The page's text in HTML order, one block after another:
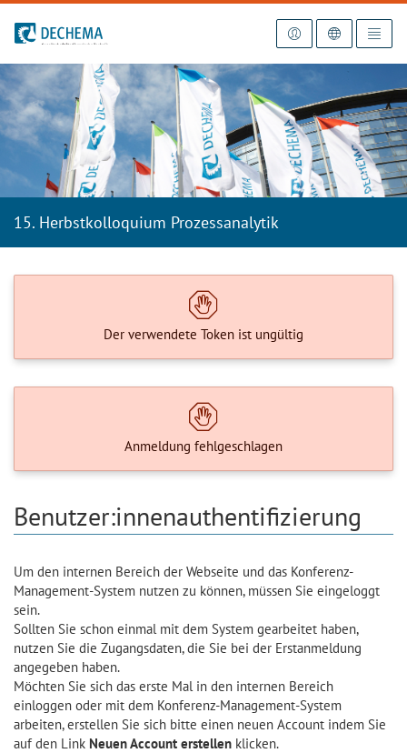
Zur Startseite
15. Herbstkolloquium Prozessanalytik
Der verwendete Token ist ungültig
Anmeldung fehlgeschlagen
Benutzer:innenauthentifizierung
Um den internen Bereich der Webseite und das Konferenz-
Management-System nutzen zu können, müssen Sie eingeloggt
sein.
Sollten Sie schon einmal mit dem System gearbeitet haben,
nutzen Sie die Zugangsdaten, die Sie bei der Erstanmeldung
angegeben haben.
Möchten Sie sich das erste Mal in den internen Bereich
einloggen oder mit dem Konferenz-Management-System
arbeiten, erstellen Sie sich bitte einen neuen Account indem Sie
auf den Link Neuen Account erstellen klicken.